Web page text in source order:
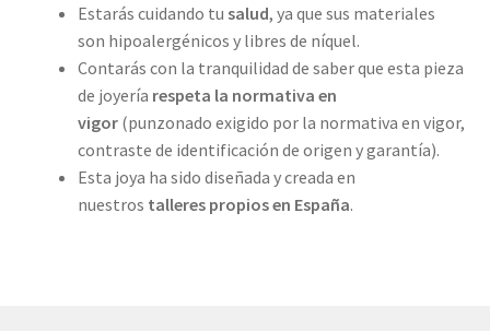
Estarás cuidando tu salud, ya que sus materiales
son hipoalergénicos y libres de níquel.
Contarás con la tranquilidad de saber que esta pieza
de joyería respeta la normativa en
vigor(punzonado exigido por la normativa en vigor,
contraste de identificación de origen y garantía).
Esta joya ha sido diseñada y creada en
nuestros talleres propios en España.